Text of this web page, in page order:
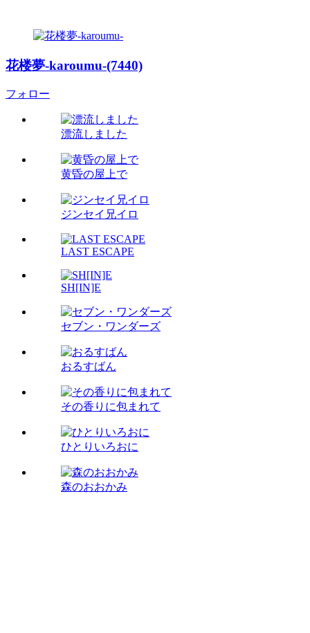
花楼夢-karoumu-(7440)
フォロー
漂流しました
黄昏の屋上で
ジンセイ兄イロ
LAST ESCAPE
SH[IN]E
セブン・ワンダーズ
おるすばん
その香りに包まれて
ひとりいろおに
森のおおかみ